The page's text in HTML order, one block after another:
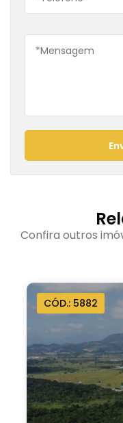
Confira outros
CÓD.: 5882